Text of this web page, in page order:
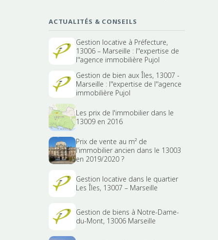
ACTUALITÉS & CONSEILS
Gestion locative à Préfecture,
13006 – Marseille : l''expertise de
l''agence immobilière Pujol
Gestion de bien aux Îles, 13007 -
Marseille : l''expertise de l''agence
immobilière Pujol
Les prix de l'immobilier dans le
13009 en 2016
Prix de vente au m² de
l'immobilier ancien dans le 13003
en 2019/2020 ?
Gestion locative dans le quartier
Les Îles, 13007 – Marseille
Gestion de biens à Notre-Dame-
du-Mont, 13006 Marseille